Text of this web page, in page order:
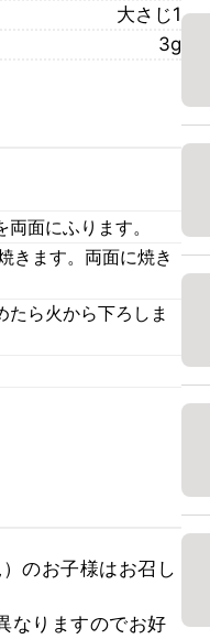
大さじ1
3g
面にふります。
きます。両面に焼き
ら火から下ろしま
のお子様はお召し
なりますのでお好